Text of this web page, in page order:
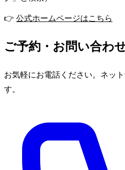
👉 公式ホームページはこちら
ご予約・お問い合わ
お気軽にお電話ください。ネッ
す。